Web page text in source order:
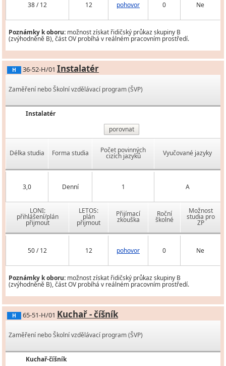
38 / 12 12 pohovor 0 Ne
Poznámky k oboru: možnost získat řidičský průkaz skupiny B
(zvýhodněně B), část OV probíhá v reálném pracovním prostředí.
H 36-52-H/01 Instalatér
Zaměření nebo Školní vzdělávací program (ŠVP)
Instalatér
porovnat
Délka studia Forma studia Počet povinných
cizích jazyků Vyučované jazyky
3,0 Denní 1 A
LONI:
přihlášení/plán
přijmout
LETOS:
plán
přijmout
Přijímací
zkouška
Roční
školné
Možnost
studia pro
ZP
50 / 12 12 pohovor 0 Ne
Poznámky k oboru: možnost získat řidičský průkaz skupiny B
(zvýhodněně B), část OV probíhá v reálném pracovním prostředí.
H 65-51-H/01 Kuchař - číšník
Zaměření nebo Školní vzdělávací program (ŠVP)
Kuchař-číšník